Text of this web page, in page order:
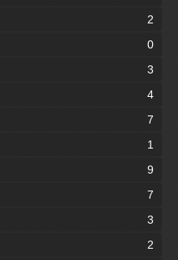
2
0
3
4
7
1
9
7
3
2